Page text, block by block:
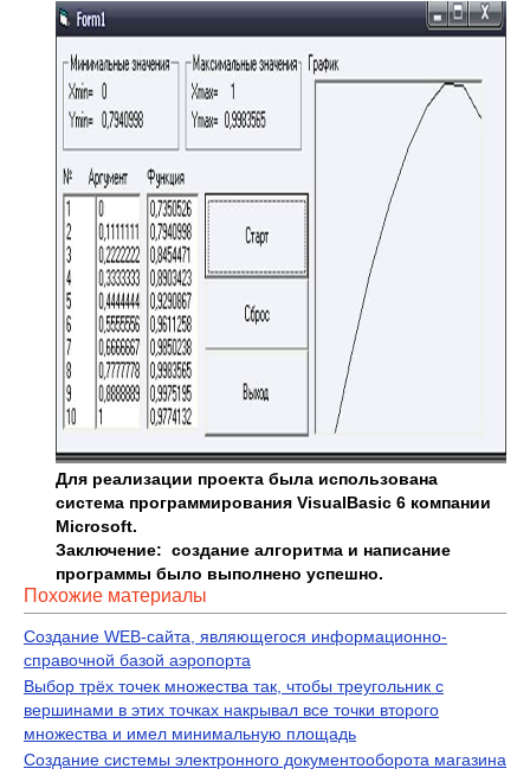
Для реализации проекта была использованa
система программирования VisualBasic 6 компании
Microsoft.
Заключение: создание алгоритма и написание
программы было выполнено успешно.
Похожие материалы
Создание WEB-сайта, являющегося информационно-
справочной базой аэропорта
Выбор трёх точек множества так, чтобы треугольник с
вершинами в этих точках накрывал все точки второго
множества и имел минимальную площадь
Создание системы электронного документооборота магазина